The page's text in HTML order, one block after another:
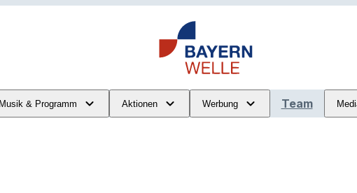
Musik & Programm Aktionen Werbung Team